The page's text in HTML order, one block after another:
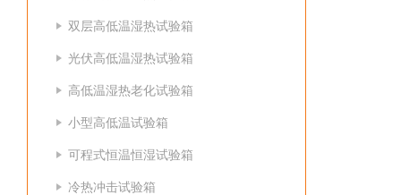
双层高低温湿热试验箱
光伏高低温湿热试验箱
高低温湿热老化试验箱
小型高低温试验箱
可程式恒温恒湿试验箱
冷热冲击试验箱